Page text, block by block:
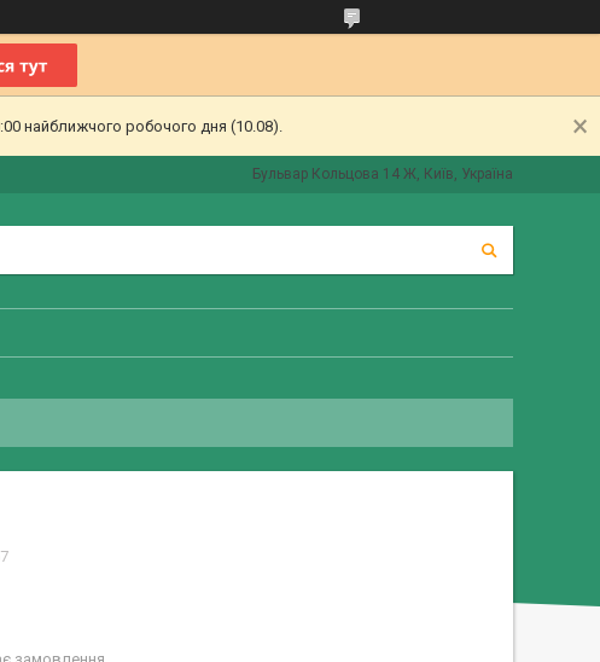
найближчого робочого дня (10.08).
Бульвар Кольцова 14 Ж, Київ, Україна